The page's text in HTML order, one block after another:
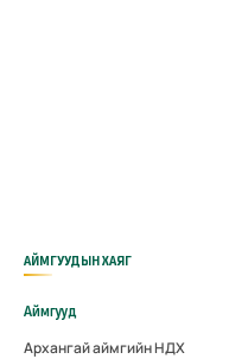
АЙМГУУДЫН ХАЯГ
Аймгууд
Архангай аймгийн НДХ